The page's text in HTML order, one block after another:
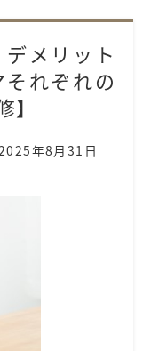
メリット
れぞれの
年8月31日